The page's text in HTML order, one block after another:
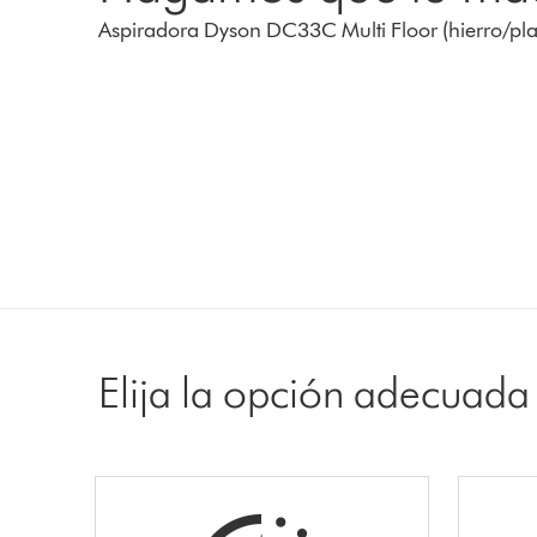
Aspiradora Dyson DC33C Multi Floor (hierro/
Elija la opción adecuada